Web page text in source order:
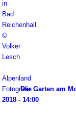
Der Garten am
2018 - 14:00